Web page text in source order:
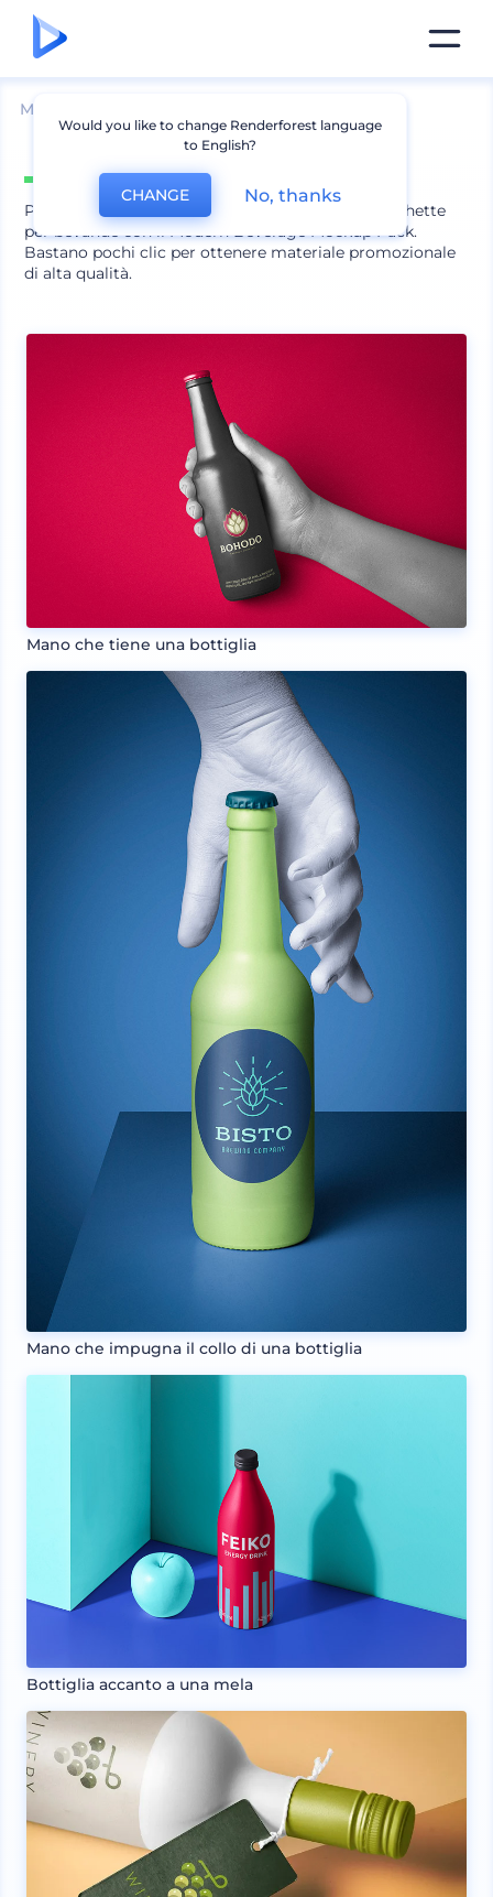
Mockup
Include 10 scene
Presenta in modo realistico i design delle tue etichette
per bevande con il Modern Beverage Mockup Pack.
Bastano pochi clic per ottenere materiale promozionale
di alta qualità.
Mano che tiene una bottiglia
Mano che impugna il collo di una bottiglia
Bottiglia accanto a una mela
Would you like to change Renderforest language
to English?
CHANGE No, thanks